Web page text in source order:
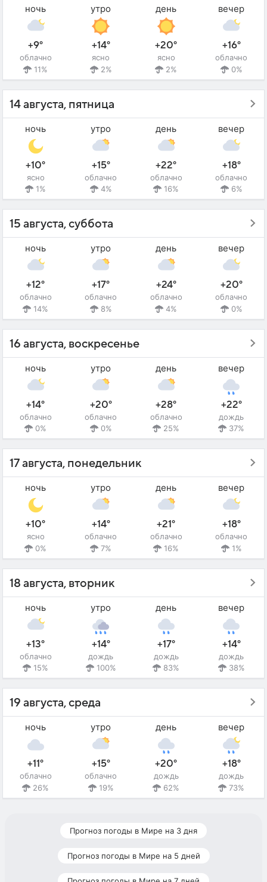
ночь
+9°
облачно
11%
утро
+14°
ясно
2%
день
+20°
ясно
2%
вечер
+16°
облачно
0%
14 августа, пятница
ночь
+10°
ясно
1%
утро
+15°
облачно
4%
день
+22°
облачно
16%
вечер
+18°
облачно
6%
15 августа, суббота
ночь
+12°
облачно
14%
утро
+17°
облачно
8%
день
+24°
облачно
4%
вечер
+20°
облачно
0%
16 августа, воскресенье
ночь
+14°
облачно
0%
утро
+20°
облачно
0%
день
+28°
облачно
25%
вечер
+22°
дождь
37%
17 августа, понедельник
ночь
+10°
ясно
0%
утро
+14°
облачно
7%
день
+21°
облачно
16%
вечер
+18°
облачно
1%
18 августа, вторник
ночь
+13°
облачно
15%
утро
+14°
дождь
100%
день
+17°
дождь
83%
вечер
+14°
дождь
38%
19 августа, среда
ночь
+11°
облачно
26%
утро
+15°
облачно
19%
день
+20°
дождь
62%
вечер
+18°
дождь
73%
Прогноз погоды в Мире на 3 дня
Прогноз погоды в Мире на 5 дней